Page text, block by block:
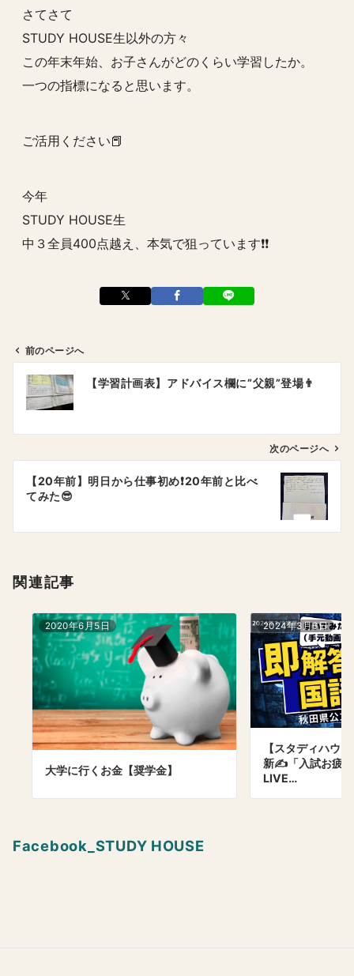
さてさて
STUDY HOUSE生以外の方々
この年末年始、お子さんがどのくらい学習したか。
一つの指標になると思います。
ご活用ください📕
今年
STUDY HOUSE生
中３全員400点越え、本気で狙っています❗️❗️
ン
前のページへ
【学習計画表】アドバイス欄に”父親”登場👨
次のページへ
【20年前】明日から仕事初め❗️20年前と比べ
てみた😎
関連記事
2020年6月5日
大学に行くお金【奨学金】
2024年3月6日
【スタディハウ
新✍️「入試お疲
LIVE…
Facebook_STUDY HOUSE